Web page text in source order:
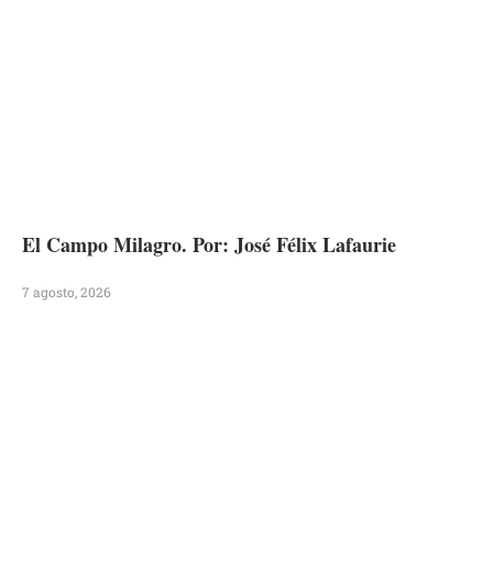
El Campo Milagro. Por: José Félix Lafaurie
7 agosto, 2026